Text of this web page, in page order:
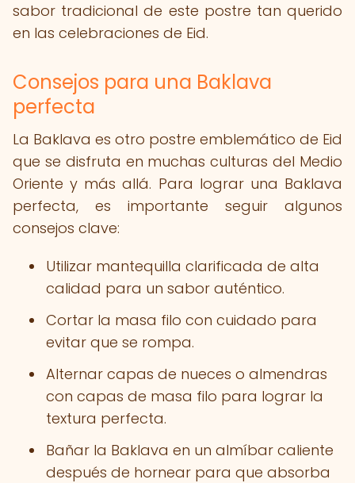
sabor tradicional de este postre tan querido
en las celebraciones de Eid.
Consejos para una Baklava
perfecta
La Baklava es otro postre emblemático de Eid
que se disfruta en muchas culturas del Medio
Oriente y más allá. Para lograr una Baklava
perfecta, es importante seguir algunos
consejos clave:
Utilizar mantequilla clarificada de alta
calidad para un sabor auténtico.
Cortar la masa filo con cuidado para
evitar que se rompa.
Alternar capas de nueces o almendras
con capas de masa filo para lograr la
textura perfecta.
Bañar la Baklava en un almíbar caliente
después de hornear para que absorba